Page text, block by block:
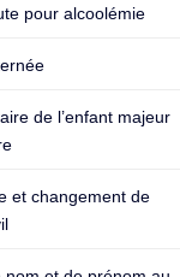
pour alcoolémie
de l’enfant majeur
et changement de